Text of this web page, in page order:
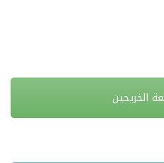
الخريجين